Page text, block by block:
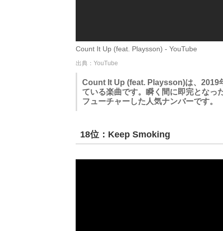
Count It Up (feat. Playsson) - YouTube
出典：YouTube
Count It Up (feat. Playsson)は、2019
ている楽曲です。瞬く間に即完とな
フューチャーした人気ナンバーです。
18位：Keep Smoking